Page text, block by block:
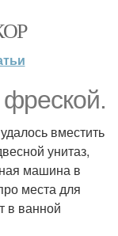
вместить
унитаз,
машина в
места для
в ванной